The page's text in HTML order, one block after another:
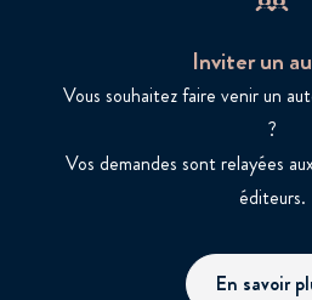
Inviter un
Vous souhaitez faire venir un
?
Vos demandes sont relayées
éditeurs.
En savoir